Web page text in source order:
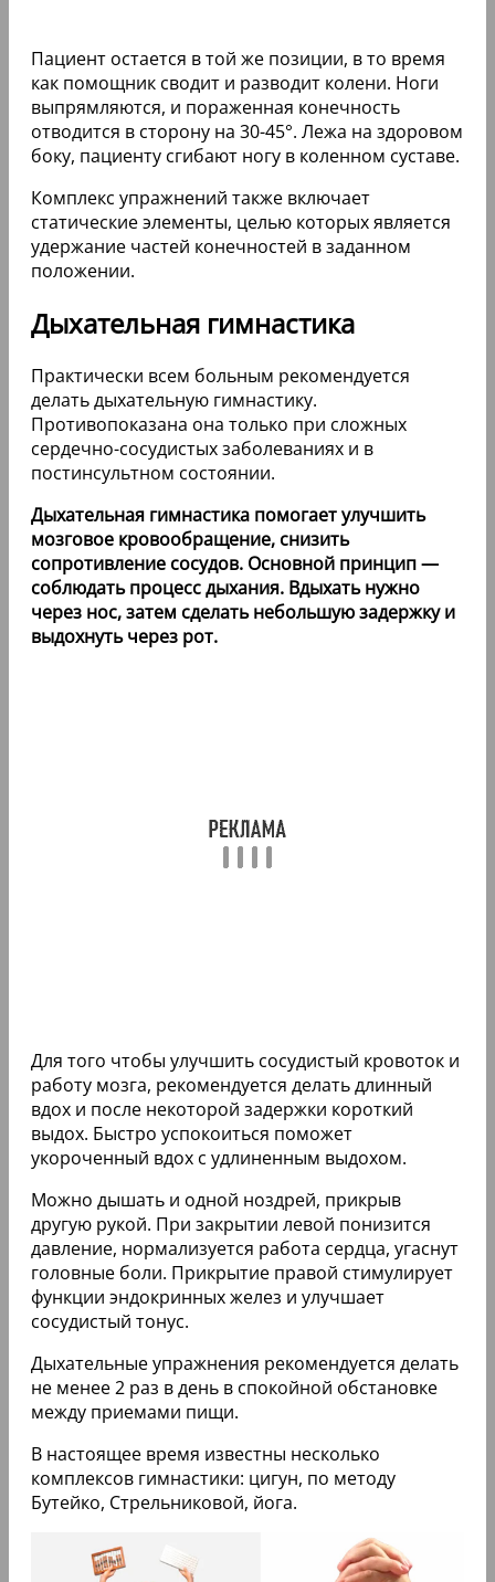
Пациент остается в той же позиции, в то время
как помощник сводит и разводит колени. Ноги
выпрямляются, и пораженная конечность
отводится в сторону на 30-45°. Лежа на здоровом
боку, пациенту сгибают ногу в коленном суставе.
Комплекс упражнений также включает
статические элементы, целью которых является
удержание частей конечностей в заданном
положении.
Дыхательная гимнастика
Практически всем больным рекомендуется
делать дыхательную гимнастику.
Противопоказана она только при сложных
сердечно-сосудистых заболеваниях и в
постинсультном состоянии.
Дыхательная гимнастика помогает улучшить
мозговое кровообращение, снизить
сопротивление сосудов. Основной принцип —
соблюдать процесс дыхания. Вдыхать нужно
через нос, затем сделать небольшую задержку и
выдохнуть через рот.
Для того чтобы улучшить сосудистый кровоток и
работу мозга, рекомендуется делать длинный
вдох и после некоторой задержки короткий
выдох. Быстро успокоиться поможет
укороченный вдох с удлиненным выдохом.
Можно дышать и одной ноздрей, прикрыв
другую рукой. При закрытии левой понизится
давление, нормализуется работа сердца, угаснут
головные боли. Прикрытие правой стимулирует
функции эндокринных желез и улучшает
сосудистый тонус.
Дыхательные упражнения рекомендуется делать
не менее 2 раз в день в спокойной обстановке
между приемами пищи.
В настоящее время известны несколько
комплексов гимнастики: цигун, по методу
Бутейко, Стрельниковой, йога.